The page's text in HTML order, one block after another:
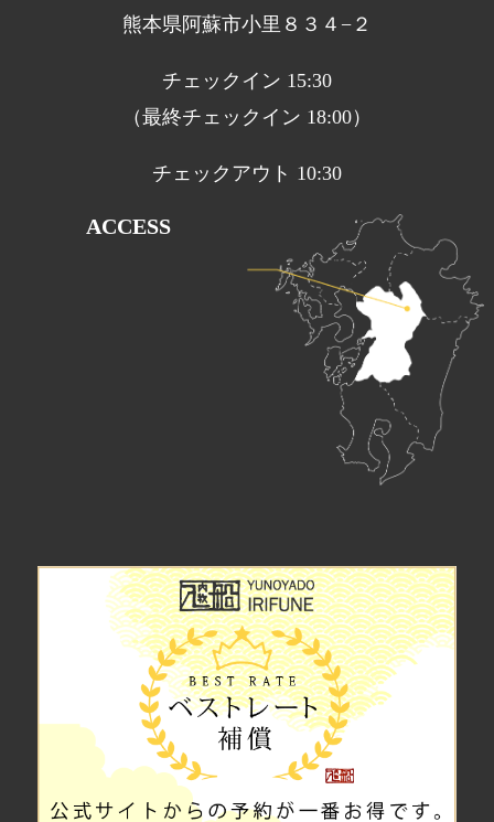
熊本県阿蘇市小里８３４−２
チェックイン 15:30
（最終チェックイン 18:00）
チェックアウト 10:30
ACCESS